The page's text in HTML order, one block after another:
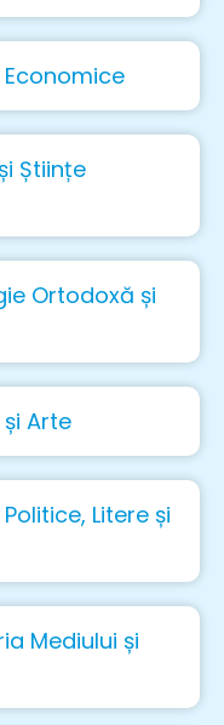
Științe
Ortodoxă și
Arte
Litere și
Mediului și